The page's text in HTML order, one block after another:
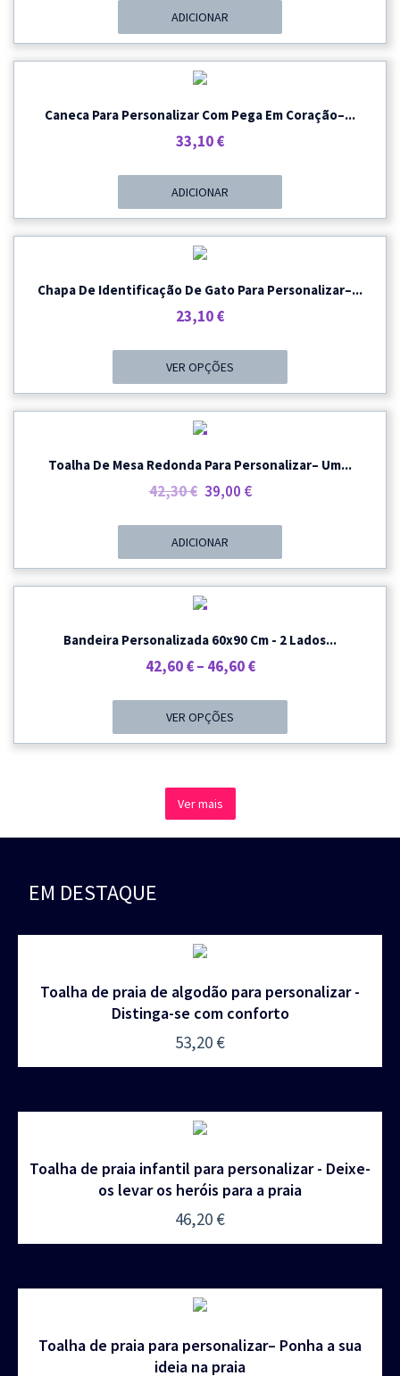
Original
Era:
38,20 €.
É:
37,50 €.
ADICIONAR
Caneca Para Personalizar Com Pega Em Coração–...
33,10€
ADICIONAR
Chapa De Identificação De Gato Para Personalizar–...
23,10€
VER OPÇÕES
Toalha De Mesa Redonda Para Personalizar– Um...
42,30€ O
Original
Era:
42,30 €.
39,00 €O
É:
39,00 €.
ADICIONAR
Bandeira Personalizada 60x90 Cm - 2 Lados...
42,60€ – 46,60€Price
Through
VER OPÇÕES
Ver mais
EM DESTAQUE
Toalha de praia de algodão para personalizar -
Distinga-se com conforto
53,20 €
Toalha de praia infantil para personalizar - Deixe-
os levar os heróis para a praia
46,20 €
Toalha de praia para personalizar– Ponha a sua
ideia na praia